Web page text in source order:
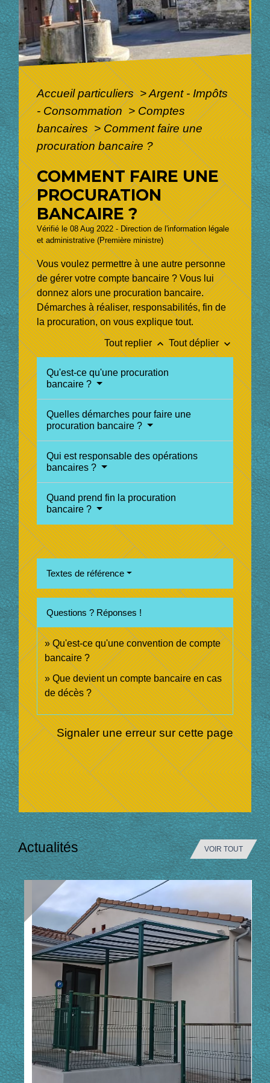
Accueil particuliers>Argent - Impôts
- Consommation> Comptes
bancaires> Comment faire une
procuration bancaire ?
COMMENT FAIRE UNE
PROCURATION
BANCAIRE ?
Vérifié le 08 Aug 2022 - Direction de l'information légale
et administrative (Première ministre)
Vous voulez permettre à une autre personne
de gérer votre compte bancaire ? Vous lui
donnez alors une procuration bancaire.
Démarches à réaliser, responsabilités, fin de
la procuration, on vous explique tout.
Tout replierkeyboard_arrow_up Tout déplierkeyboard_arrow_down
Qu'est-ce qu'une procuration
bancaire ?
Quelles démarches pour faire une
procuration bancaire ?
Qui est responsable des opérations
bancaires ?
Quand prend fin la procuration
bancaire ?
Textes de référence
Questions ? Réponses !
Qu'est-ce qu'une convention de compte
bancaire ?
Que devient un compte bancaire en cas
de décès ?
Signaler une erreur sur cette page
Actualités VOIR TOUT